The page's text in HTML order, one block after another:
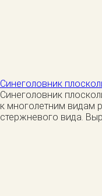
Синеголовник
Синеголовник
к многолетним видам
стержневого вида.